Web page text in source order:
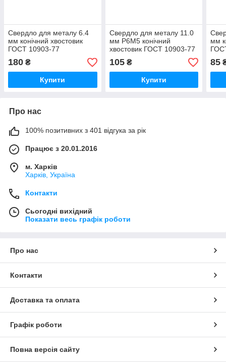
Свердло для металу 6.4
мм конічний хвостовик
ГОСТ 10903-77
внутрішньозавод
180 ₴
Купити
Свердло для металу 11.0
мм Р6М5 конічний
хвостовик ГОСТ 10903-77
Фрунзе
105₴
Купити
мм
85
Про нас
100% позитивних з 401 відгука за рік
Працює з 20.01.2016
м. Харків
Харків, Україна
Контакти
Сьогодні вихідний
Показати весь графік роботи
Про нас
Контакти
Доставка та оплата
Графік роботи
Повна версія сайту